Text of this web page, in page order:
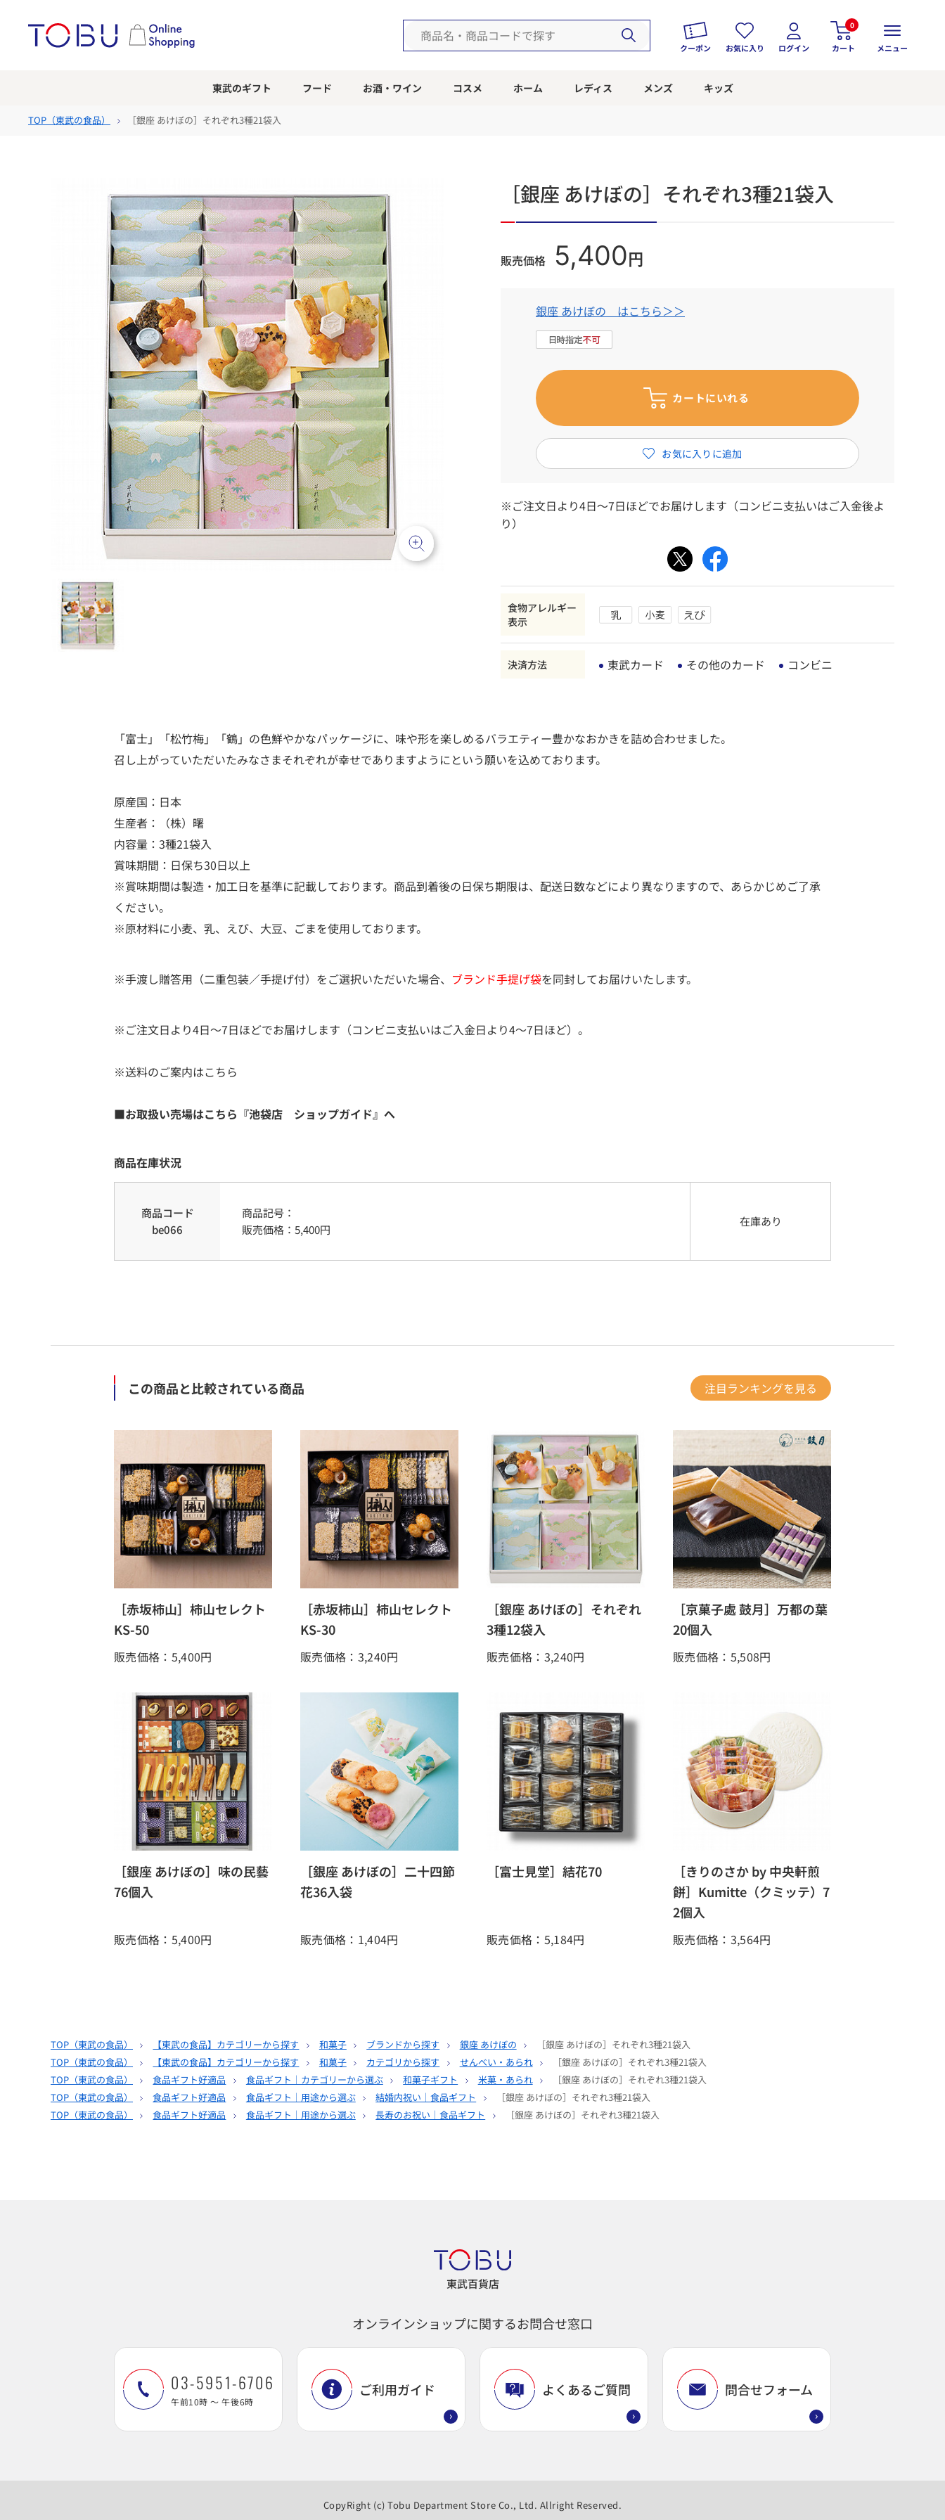
クーポン お気に入り ログイン
0
カート メニュー
東武のギフト フード お酒・ワイン コスメ ホーム レディス メンズ キッズ
TOP（東武の食品） ［銀座 あけぼの］それぞれ3種21袋入
［銀座 あけぼの］それぞれ3種21袋入
販売価格 5,400円
銀座 あけぼの はこちら＞＞
※ご注文日より4日～7日ほどでお届けします（コンビニ支払いはご入金後よ
り）
食物アレルギー
表示
決済方法 東武カード その他のカード コンビニ
「富士」「松竹梅」「鶴」の色鮮やかなパッケージに、味や形を楽しめるバラエティー豊かなおかきを詰め合わせました。
召し上がっていただいたみなさまそれぞれが幸せでありますようにという願いを込めております。
原産国：日本
生産者：（株）曙
内容量：3種21袋入
賞味期間：日保ち30日以上
※賞味期間は製造・加工日を基準に記載しております。商品到着後の日保ち期限は、配送日数などにより異なりますので、あらかじめご了承
ください。
※原材料に小麦、乳、えび、大豆、ごまを使用しております。
※手渡し贈答用（二重包装／手提げ付）をご選択いただいた場合、 ブランド手提げ袋を同封してお届けいたします。
※ご注文日より4日～7日ほどでお届けします（コンビニ支払いはご入金日より4～7日ほど）。
※送料のご案内はこちら
■お取扱い売場はこちら『池袋店 ショップガイド』へ
商品在庫状況
商品コード
be066
商品記号：
販売価格： 5,400円
在庫あり
この商品と比較されている商品 注目ランキングを見る
［赤坂柿山］柿山セレクト
KS-50
販売価格：5,400円
［赤坂柿山］柿山セレクト
KS-30
販売価格：3,240円
［銀座 あけぼの］それぞれ
3種12袋入
販売価格：3,240円
［京菓子處 鼓月］万都の葉
20個入
販売価格：5,508円
［銀座 あけぼの］味の民藝
76個入
販売価格：5,400円
［銀座 あけぼの］二十四節
花36入袋
販売価格：1,404円
［富士見堂］結花70
販売価格：5,184円
［きりのさか by 中央軒煎
餅］Kumitte（クミッテ）7
2個入
販売価格：3,564円
TOP（東武の食品） 【東武の食品】カテゴリーから探す 和菓子 ブランドから探す 銀座 あけぼの
［銀座 あけぼの］それぞれ3種21袋入
TOP（東武の食品） 【東武の食品】カテゴリーから探す 和菓子 カテゴリから探す せんべい・あられ
［銀座 あけぼの］それぞれ3種21袋入
TOP（東武の食品） 食品ギフト好適品 食品ギフト｜カテゴリーから選ぶ 和菓子ギフト 米菓・あられ
［銀座 あけぼの］それぞれ3種21袋入
TOP（東武の食品） 食品ギフト好適品 食品ギフト｜用途から選ぶ 結婚内祝い｜食品ギフト
［銀座 あけぼの］それぞれ3種21袋入
TOP（東武の食品） 食品ギフト好適品 食品ギフト｜用途から選ぶ 長寿のお祝い｜食品ギフト ［銀座 あけぼの］それぞれ3種21袋入
東武百貨店
オンラインショップに関するお問合せ窓口
03-5951-6706
午前10時 ～ 午後6時
ご利用ガイド よくあるご質問 問合せフォーム
CopyRight (c) Tobu Department Store Co., Ltd. Allright Reserved.